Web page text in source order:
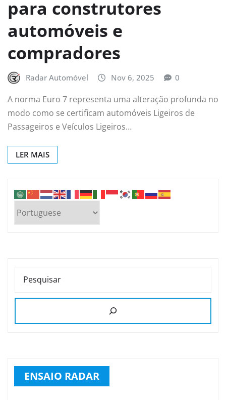
para construtores
automóveis e
compradores
Radar Automóvel Nov 6, 2025 0
A norma Euro 7 representa uma alteração profunda no
modo como se certificam automóveis Ligeiros de
Passageiros e Veículos Ligeiros…
LER MAIS
PESQUISAR
ENSAIO RADAR